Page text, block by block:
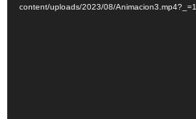
content/uploads/2023/08/Animacion3.mp4?_=1